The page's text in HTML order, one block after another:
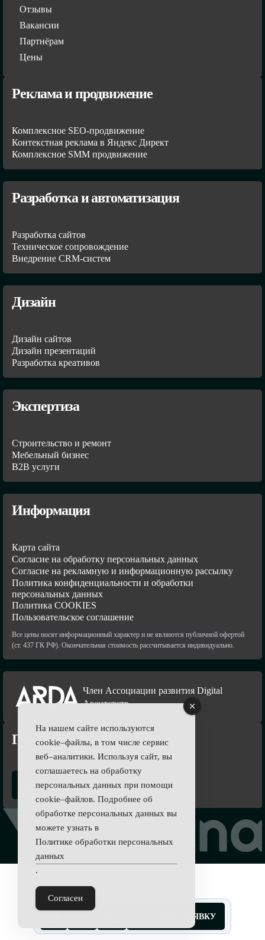
ОСТАВИТЬ ЗАЯВКУ
Отзывы
Вакансии
Партнёрам
Цены
Реклама и продвижение
Комплексное SEO-продвижение
Контекстная реклама в Яндекс Директ
Комплексное SMM продвижение
Разработка и автоматизация
Разработка сайтов
Техническое сопровождение
Внедрение CRM-систем
Дизайн
Дизайн сайтов
Дизайн презентаций
Разработка креативов
Экспертиза
Строительство и ремонт
Мебельный бизнес
В2В услуги
Информация
Карта сайта
Согласие на обработку персональных данных
Согласие на рекламную и информационную рассылку
Политика конфиденциальности и обработки
персональных данных
Политика COOKIES
Пользовательское соглашение
Все цены носят информационный характер и не являются публичной офертой
(ст. 437 ГК РФ). Окончательная стоимость рассчитывается индивидуально.
Член Ассоциации развития Digital
Агентстств
Подпишись
На нашем сайте используются
cookie–файлы, в том числе сервис
веб–аналитики. Используя сайт, вы
соглашаетесь на обработку
персональных данных при помощи
cookie–файлов. Подробнее об
обработке персональных данных вы
можете узнать в
Политике обработки персональных
данных
.
Согласен